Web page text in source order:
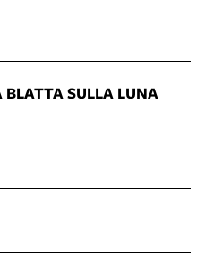
SULLA LUNA